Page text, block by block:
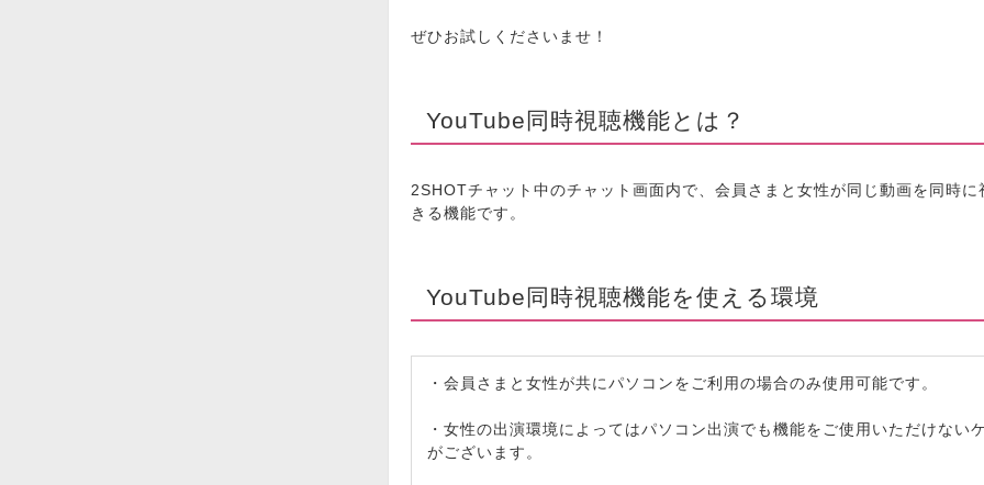
ぜひお試しくださいませ！
YouTube同時視聴機能とは？
2SHOTチャット中のチャット画面内で、会員さまと女性が同じ動画を同時に
きる機能です。
YouTube同時視聴機能を使える環境
・会員さまと女性が共にパソコンをご利用の場合のみ使用可能です。
・女性の出演環境によってはパソコン出演でも機能をご使用いただけない
がございます。